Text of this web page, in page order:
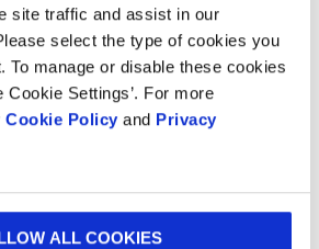
site traffic and assist in our
select the type of cookies you
To manage or disable these cookies
Cookie Settings’. For more
Cookie Policy and Privacy
ALL COOKIES
erfahren?
von Ihnen zu hören,
Centres interessiert sind, um
oder ein kurzes Gespräch mit